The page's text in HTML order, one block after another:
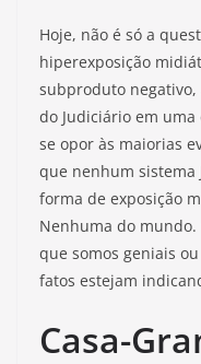
Hoje, não é só a
hiperexposição
subproduto
do Judiciário em
se opor às maiorias
que nenhum sistema
forma de exposição
Nenhuma do
que somos geniais
fatos estejam
Casa-